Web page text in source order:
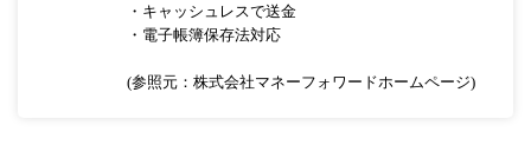
・キャッシュレスで送金
・電子帳簿保存法対応
(参照元：株式会社マネーフォワードホームページ)